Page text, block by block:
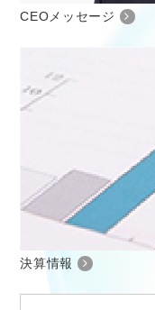
CEOメッセージ
決算情報